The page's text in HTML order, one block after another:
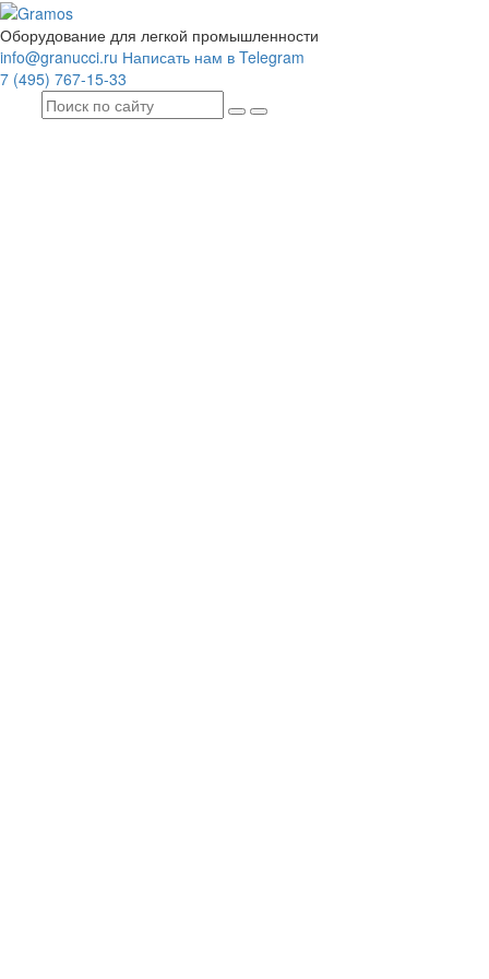
Оборудование для легкой промышленности
info@granucci.ru Написать нам в Telegram
7 (495) 767-15-33